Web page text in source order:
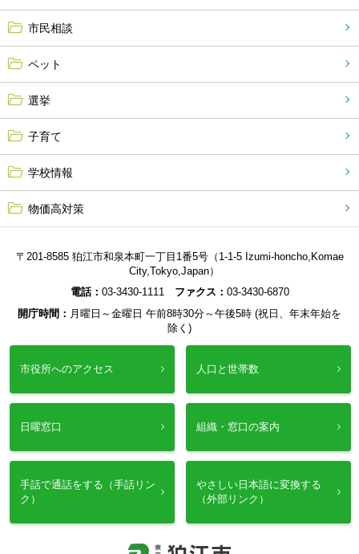
市民相談
ペット
選挙
子育て
学校情報
物価高対策
〒201-8585 狛江市和泉本町一丁目1番5号（1-1-5 Izumi-honcho,Komae
City,Tokyo,Japan）
電話： 03-3430-1111 ファクス： 03-3430-6870
開庁時間： 月曜日～金曜日 午前8時30分～午後5時 (祝日、年末年始を
除く)
市役所へのアクセス 人口と世帯数
日曜窓口 組織・窓口の案内
手話で通話をする（手話リン
ク）
やさしい日本語に変換する
（外部リンク）